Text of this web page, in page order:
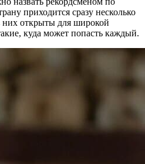
приходится сразу несколько
открыты для широкой
куда может попасть каждый.